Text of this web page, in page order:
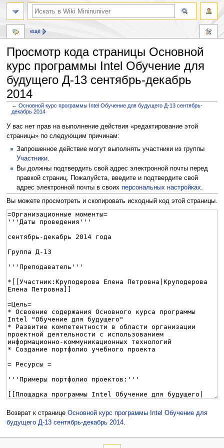
Просмотр кода страницы Основной
курс программы Intel Обучение для
будущего Д-13 сентябрь-декабрь
2014
←Основной курс программы Intel Обучение для будущего Д-13 сентябрь-
декабрь 2014
Перейти
к
навигации
Перейти
к
поиску
У вас нет прав на выполнение действия «редактирование этой
страницы» по следующим причинам:
Запрошенное действие могут выполнять участники из группы
Участники
Вы должны подтвердить свой адрес электронной почты перед
правкой страниц. Пожалуйста, введите и подтвердите свой
адрес электронной почты в своих персональных настройках
Вы можете просмотреть и скопировать исходный код этой страницы.
Возврат к странице Основной курс программы Intel Обучение для
будущего Д-13 сентябрь-декабрь 2014.
ещё